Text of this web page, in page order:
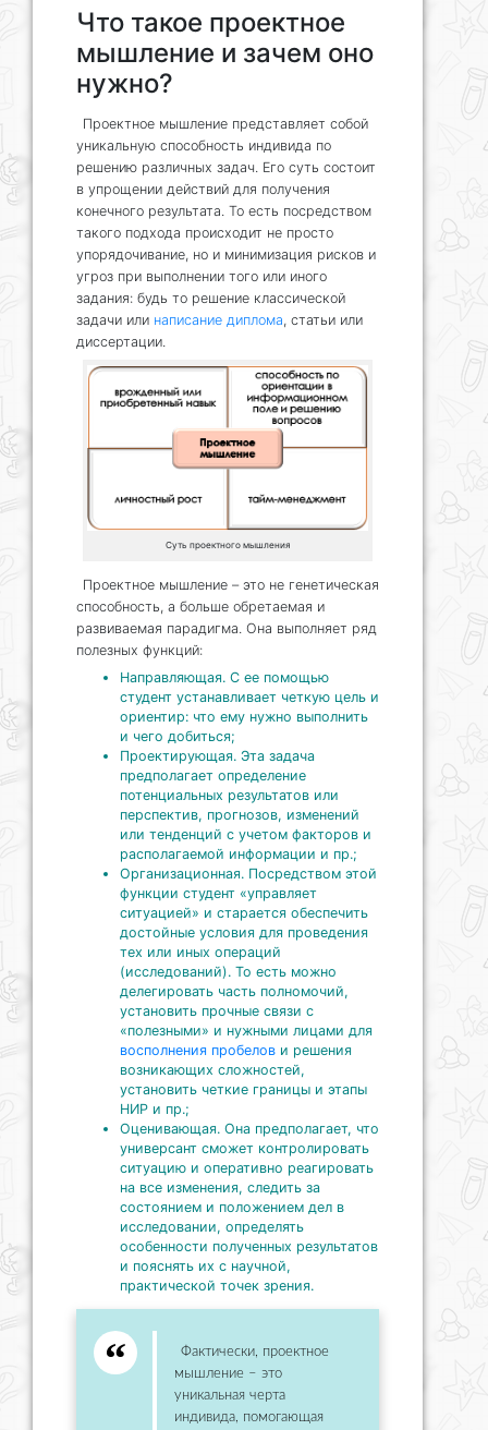
Что такое проектное
мышление и зачем оно
нужно?
Проектное мышление представляет собой
уникальную способность индивида по
решению различных задач. Его суть состоит
в упрощении действий для получения
конечного результата. То есть посредством
такого подхода происходит не просто
упорядочивание, но и минимизация рисков и
угроз при выполнении того или иного
задания: будь то решение классической
задачи или написание диплома, статьи или
диссертации.
Суть проектного мышления
Проектное мышление – это не генетическая
способность, а больше обретаемая и
развиваемая парадигма. Она выполняет ряд
полезных функций:
Направляющая. С ее помощью
студент устанавливает четкую цель и
ориентир: что ему нужно выполнить
и чего добиться;
Проектирующая. Эта задача
предполагает определение
потенциальных результатов или
перспектив, прогнозов, изменений
или тенденций с учетом факторов и
располагаемой информации и пр.;
Организационная. Посредством этой
функции студент «управляет
ситуацией» и старается обеспечить
достойные условия для проведения
тех или иных операций
(исследований). То есть можно
делегировать часть полномочий,
установить прочные связи с
«полезными» и нужными лицами для
восполнения пробелов и решения
возникающих сложностей,
установить четкие границы и этапы
НИР и пр.;
Оценивающая. Она предполагает, что
универсант сможет контролировать
ситуацию и оперативно реагировать
на все изменения, следить за
состоянием и положением дел в
исследовании, определять
особенности полученных результатов
и пояснять их с научной,
практической точек зрения.
Фактически, проектное
мышление – это
уникальная черта
индивида, помогающая